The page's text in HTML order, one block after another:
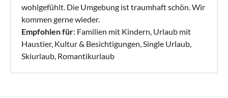
wohlgefühlt. Die Umgebung ist traumhaft schön. Wir
kommen gerne wieder.
Empfohlen für: Familien mit Kindern, Urlaub mit
Haustier, Kultur & Besichtigungen, Single Urlaub,
Skiurlaub, Romantikurlaub